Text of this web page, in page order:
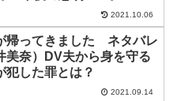
2021.10.06
帰ってきました ネタバレ
美奈）DV夫から身を守る
犯した罪とは？
2021.09.14